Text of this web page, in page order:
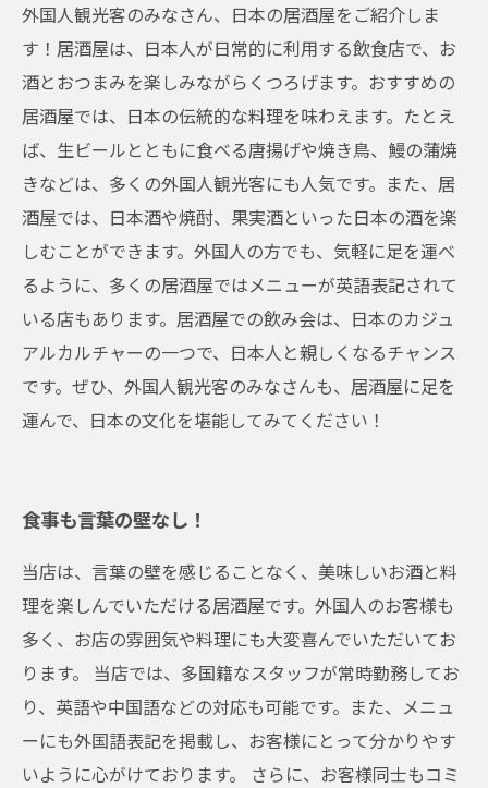
外国人観光客のみなさん、日本の居酒屋をご紹介しま
す！居酒屋は、日本人が日常的に利用する飲食店で、お
酒とおつまみを楽しみながらくつろげます。おすすめの
居酒屋では、日本の伝統的な料理を味わえます。たとえ
ば、生ビールとともに食べる唐揚げや焼き鳥、鰻の蒲焼
きなどは、多くの外国人観光客にも人気です。また、居
酒屋では、日本酒や焼酎、果実酒といった日本の酒を楽
しむことができます。外国人の方でも、気軽に足を運べ
るように、多くの居酒屋ではメニューが英語表記されて
いる店もあります。居酒屋での飲み会は、日本のカジュ
アルカルチャーの一つで、日本人と親しくなるチャンス
です。ぜひ、外国人観光客のみなさんも、居酒屋に足を
運んで、日本の文化を堪能してみてください！
食事も言葉の壁なし！
当店は、言葉の壁を感じることなく、美味しいお酒と料
理を楽しんでいただける居酒屋です。外国人のお客様も
多く、お店の雰囲気や料理にも大変喜んでいただいてお
ります。 当店では、多国籍なスタッフが常時勤務してお
り、英語や中国語などの対応も可能です。また、メニュ
ーにも外国語表記を掲載し、お客様にとって分かりやす
いように心がけております。 さらに、お客様同士もコミ